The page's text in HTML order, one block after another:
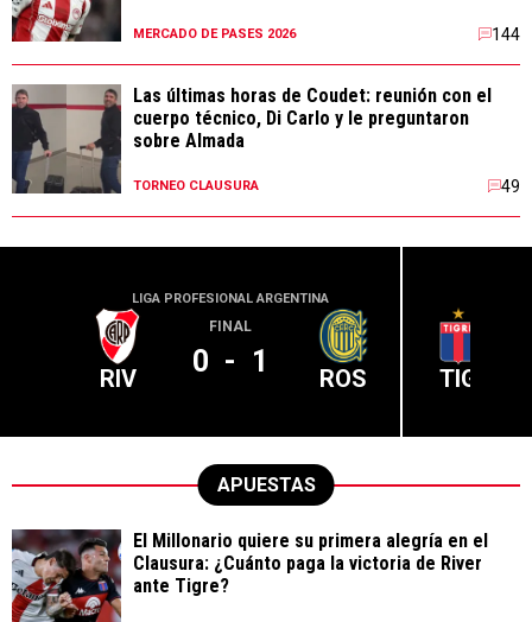
MERCADO DE PASES 2026 144
Las últimas horas de Coudet: reunión con el
cuerpo técnico, Di Carlo y le preguntaron
sobre Almada
TORNEO CLAUSURA 49
LIGA PROFESIONAL ARGENTINA
RIV
FINAL
0 - 1 ROS TIG
APUESTAS
El Millonario quiere su primera alegría en el
Clausura: ¿Cuánto paga la victoria de River
ante Tigre?